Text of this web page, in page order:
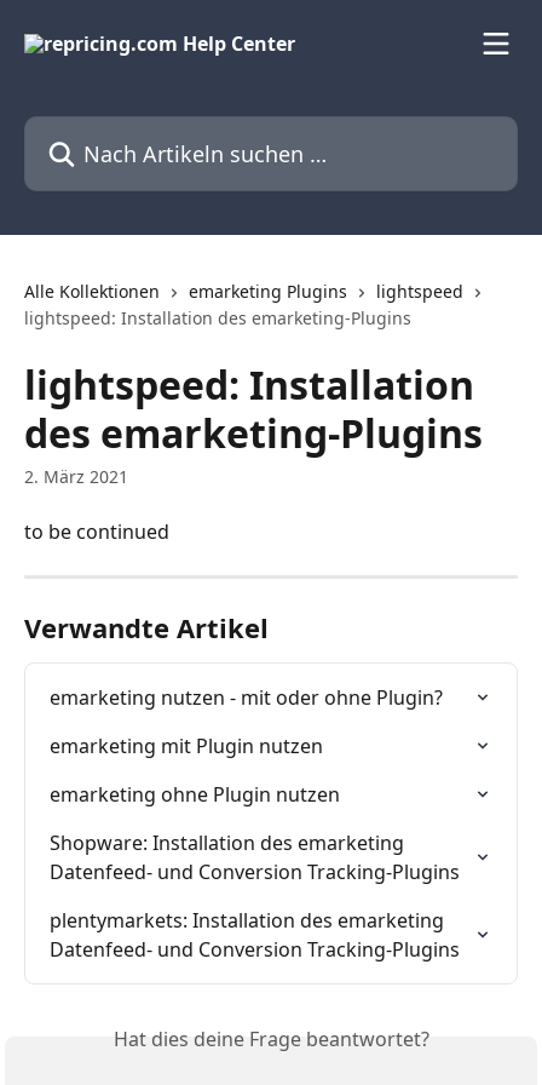
Nach Artikeln suchen …
Alle Kollektionen emarketing Plugins
lightspeed
lightspeed: Installation des emarketing-Plugins
lightspeed: Installation
des emarketing-Plugins
2. März 2021
to be continued
Verwandte Artikel
emarketing nutzen - mit oder ohne Plugin?
emarketing mit Plugin nutzen
emarketing ohne Plugin nutzen
Shopware: Installation des emarketing
Datenfeed- und Conversion Tracking-Plugins
plentymarkets: Installation des emarketing
Datenfeed- und Conversion Tracking-Plugins
Hat dies deine Frage beantwortet?